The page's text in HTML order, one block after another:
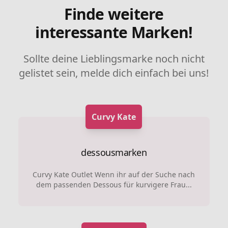
Finde weitere
interessante Marken!
Sollte deine Lieblingsmarke noch nicht
gelistet sein, melde dich einfach bei uns!
Curvy Kate
dessousmarken
Curvy Kate Outlet Wenn ihr auf der Suche nach
dem passenden Dessous für kurvigere Frau...